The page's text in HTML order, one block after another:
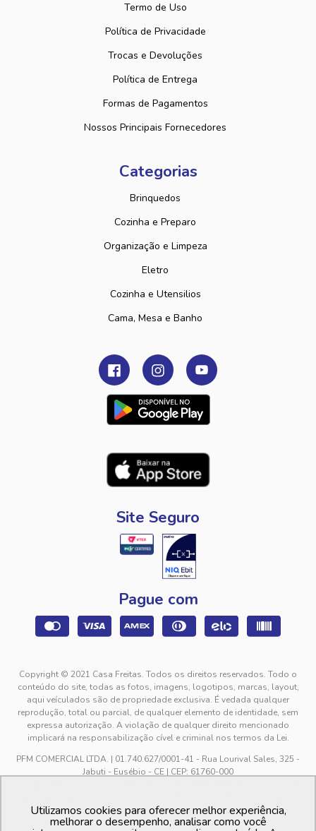
Termo de Uso
Política de Privacidade
Trocas e Devoluções
Política de Entrega
Formas de Pagamentos
Nossos Principais Fornecedores
Categorias
Brinquedos
Cozinha e Preparo
Organização e Limpeza
Eletro
Cozinha e Utensilios
Cama, Mesa e Banho
Site Seguro
Pague com
Copyright © 2021 Casa Freitas. Todos os direitos reservados. Todo o
conteúdo do site, todas as fotos, imagens, logotipos, marcas, layout,
aqui veículados são de propriedade exclusiva. É vedada qualquer
reprodução, total ou parcial, de qualquer elemento de identidade, sem
expressa autorização. A violação de qualquer direito mencionado
implicará na responsabilização cível e criminal nos termos da Lei.
PFM COMERCIAL LTDA. | 01.740.627/0001-41 - Rua Lourival Sales, 325 -
Jabuti - Eusébio - CE | CEP: 61760-000
feriados.
Utilizamos cookies para oferecer melhor experiência,
melhorar o desempenho, analisar como você